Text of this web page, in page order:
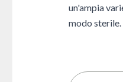
un'ampia
modo sterile.